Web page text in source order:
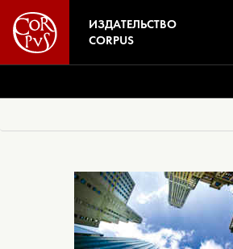
ИЗДАТЕЛЬСТВО
CORPUS